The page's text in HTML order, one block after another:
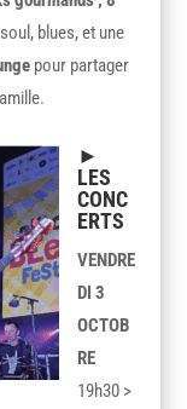
blues, et une
pour partager
►
LES
CONC
ERTS
VENDRE
DI 3
OCTOB
RE
19h30 >